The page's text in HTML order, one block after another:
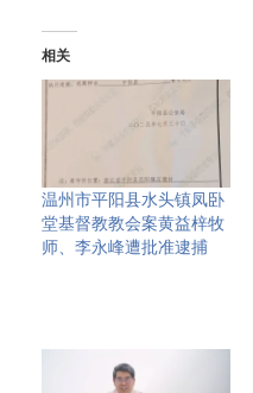
相关
温州市平阳县水头镇凤卧
堂基督教教会案黄益梓牧
师、李永峰遭批准逮捕